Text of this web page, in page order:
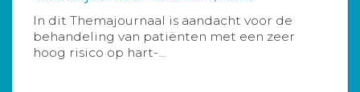
In dit Themajournaal is aandacht voor de
behandeling van patiënten met een zeer
hoog risico op hart-...